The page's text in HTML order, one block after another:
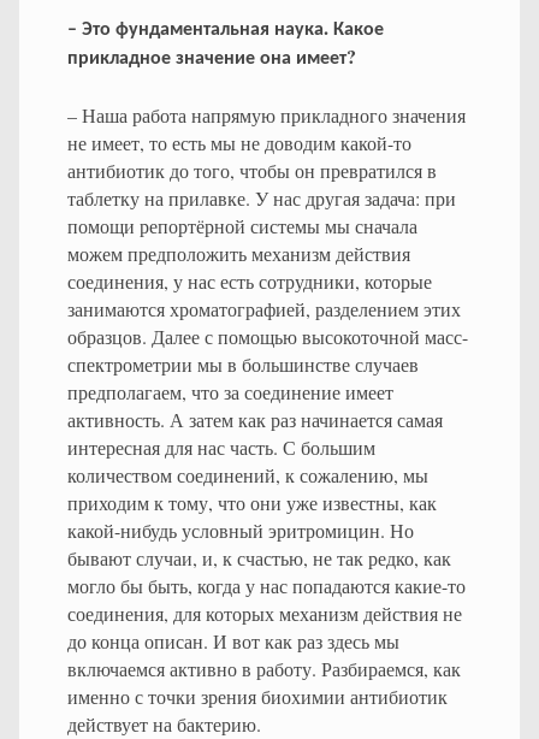
– Это фундаментальная наука. Какое
прикладное значение она имеет?
– Наша работа напрямую прикладного значения
не имеет, то есть мы не доводим какой-то
антибиотик до того, чтобы он превратился в
таблетку на прилавке. У нас другая задача: при
помощи репортёрной системы мы сначала
можем предположить механизм действия
соединения, у нас есть сотрудники, которые
занимаются хроматографией, разделением этих
образцов. Далее с помощью высокоточной масс-
спектрометрии мы в большинстве случаев
предполагаем, что за соединение имеет
активность. А затем как раз начинается самая
интересная для нас часть. С большим
количеством соединений, к сожалению, мы
приходим к тому, что они уже известны, как
какой-нибудь условный эритромицин. Но
бывают случаи, и, к счастью, не так редко, как
могло бы быть, когда у нас попадаются какие-то
соединения, для которых механизм действия не
до конца описан. И вот как раз здесь мы
включаемся активно в работу. Разбираемся, как
именно с точки зрения биохимии антибиотик
действует на бактерию.